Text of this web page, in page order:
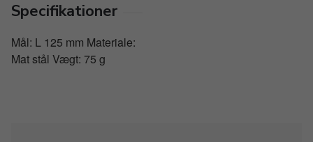
Specifikationer
Mål: L 125 mm Materiale:
Mat stål Vægt: 75 g